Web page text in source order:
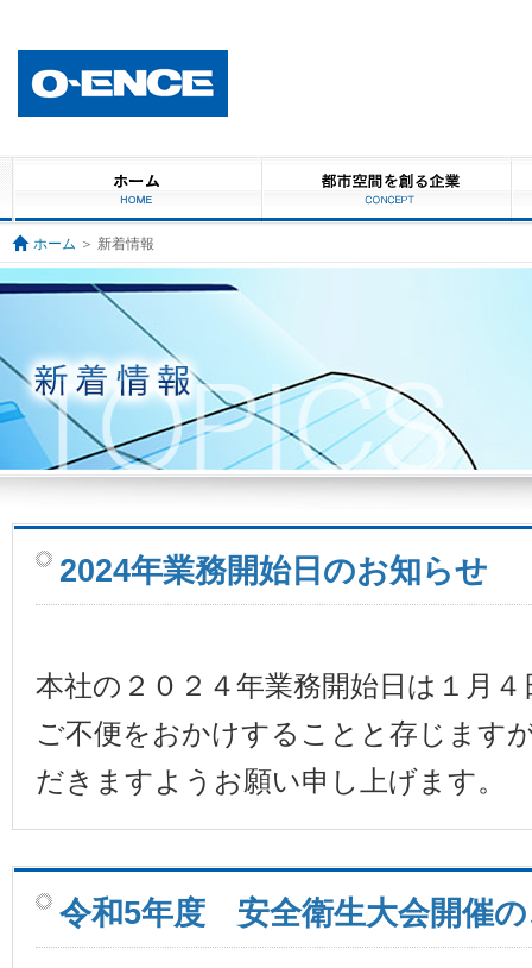
ホーム ＞ 新着情報
2024年業務開始日のお知らせ
本社の２０２４年業務開始日は１月
ご不便をおかけすることと存じます
だきますようお願い申し上げます。
令和5年度 安全衛生大会開催